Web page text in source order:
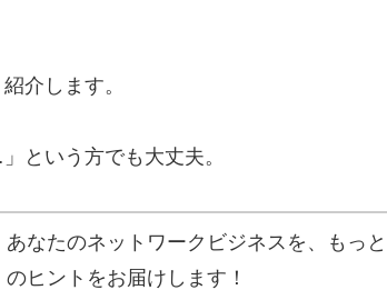
介します。
という方でも大丈夫。
あなたのネットワークビジネスを、もっ
のヒントをお届けします！